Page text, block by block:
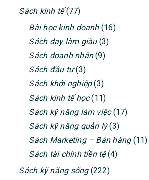
Sách kinh tế(77)
Bài học kinh doanh(16)
Sách dạy làm giàu(3)
Sách doanh nhân(9)
Sách đầu tư(3)
Sách khởi nghiệp(3)
Sách kinh tế học(11)
Sách kỹ năng làm việc(17)
Sách kỹ năng quản lý(3)
Sách Marketing – Bán hàng(11)
Sách tài chính tiền tệ(4)
Sách kỹ năng sống(222)